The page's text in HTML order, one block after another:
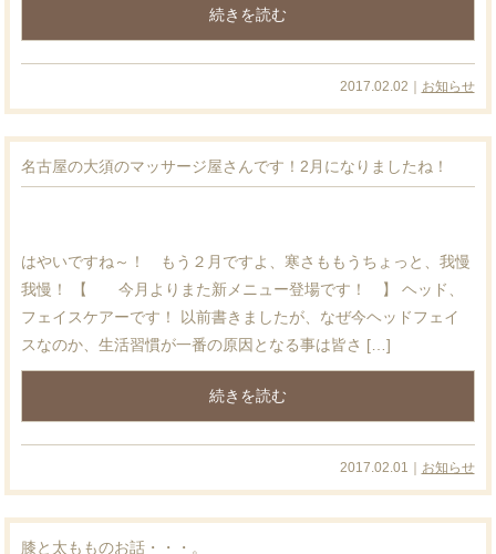
続きを読む
2017.02.02｜ お知らせ
名古屋の大須のマッサージ屋さんです！2月になりましたね！
はやいですね～！ もう２月ですよ、寒さももうちょっと、我慢
我慢！ 【 今月よりまた新メニュー登場です！ 】 ヘッド、
フェイスケアーです！ 以前書きましたが、なぜ今ヘッドフェイ
スなのか、生活習慣が一番の原因となる事は皆さ […]
続きを読む
2017.02.01｜ お知らせ
膝と太もものお話・・・。